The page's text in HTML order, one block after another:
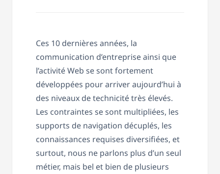
Ces 10 dernières années, la
communication d’entreprise ainsi que
l’activité Web se sont fortement
développées pour arriver aujourd’hui à
des niveaux de technicité très élevés.
Les contraintes se sont multipliées, les
supports de navigation décuplés, les
connaissances requises diversifiées, et
surtout, nous ne parlons plus d’un seul
métier, mais bel et bien de plusieurs